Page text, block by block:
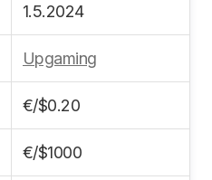
1.5.2024
Upgaming
€/$0.20
€/$1000